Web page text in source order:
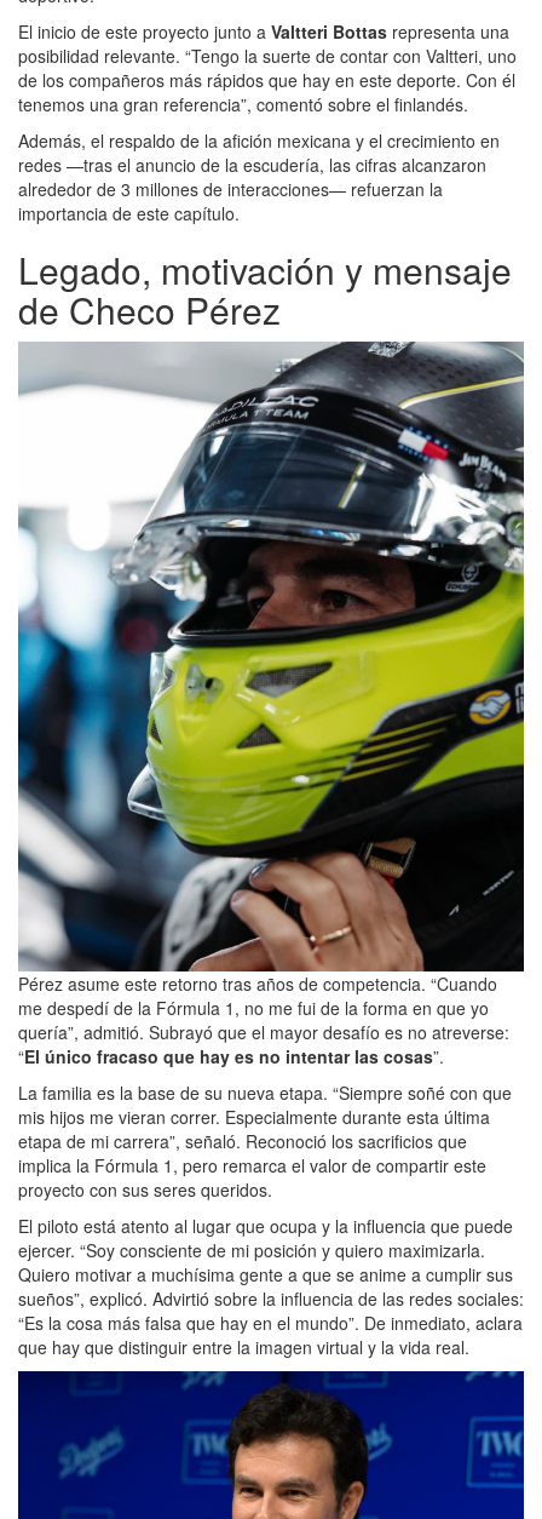
El inicio de este proyecto junto a Valtteri Bottas representa una
posibilidad relevante. “Tengo la suerte de contar con Valtteri, uno
de los compañeros más rápidos que hay en este deporte. Con él
tenemos una gran referencia”, comentó sobre el finlandés.
Además, el respaldo de la afición mexicana y el crecimiento en
redes —tras el anuncio de la escudería, las cifras alcanzaron
alrededor de 3 millones de interacciones— refuerzan la
importancia de este capítulo.
Legado, motivación y mensaje
de Checo Pérez
Pérez asume este retorno tras años de competencia. “Cuando
me despedí de la Fórmula 1, no me fui de la forma en que yo
quería”, admitió. Subrayó que el mayor desafío es no atreverse:
“El único fracaso que hay es no intentar las cosas”.
La familia es la base de su nueva etapa. “Siempre soñé con que
mis hijos me vieran correr. Especialmente durante esta última
etapa de mi carrera”, señaló. Reconoció los sacrificios que
implica la Fórmula 1, pero remarca el valor de compartir este
proyecto con sus seres queridos.
El piloto está atento al lugar que ocupa y la influencia que puede
ejercer. “Soy consciente de mi posición y quiero maximizarla.
Quiero motivar a muchísima gente a que se anime a cumplir sus
sueños”, explicó. Advirtió sobre la influencia de las redes sociales:
“Es la cosa más falsa que hay en el mundo”. De inmediato, aclara
que hay que distinguir entre la imagen virtual y la vida real.